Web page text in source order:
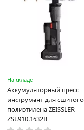
На складе
Аккумуляторный пресс
инструмент для сшитого
полиэтилена ZEISSLER
ZSt.910.1632B